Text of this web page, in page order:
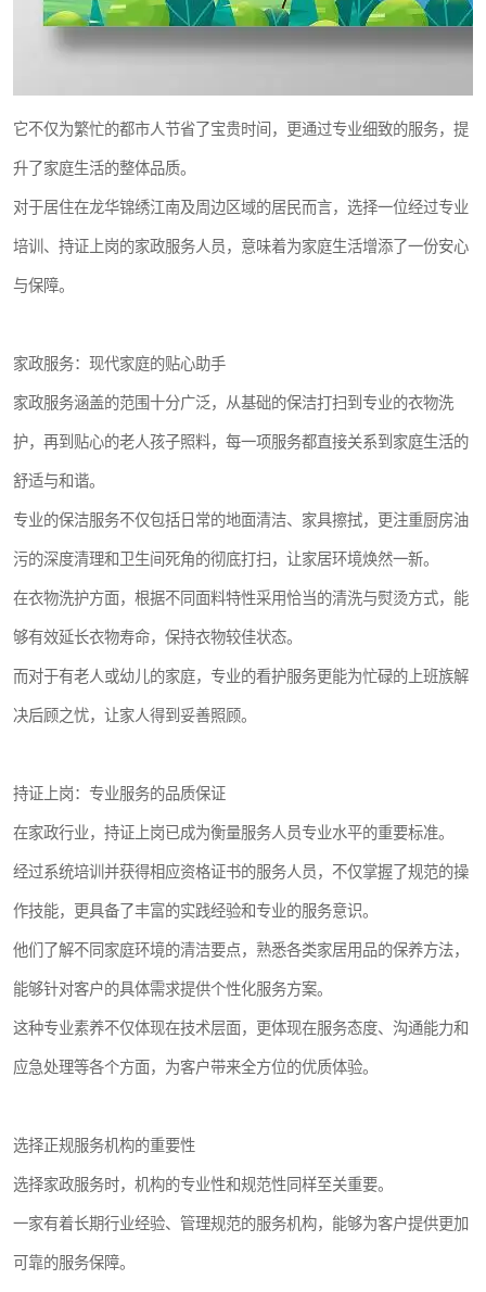
它不仅为繁忙的都市人节省了宝贵时间，更通过专业细致的服务，提
升了家庭生活的整体品质。
对于居住在龙华锦绣江南及周边区域的居民而言，选择一位经过专业
培训、持证上岗的家政服务人员，意味着为家庭生活增添了一份安心
与保障。
家政服务：现代家庭的贴心助手
家政服务涵盖的范围十分广泛，从基础的保洁打扫到专业的衣物洗
护，再到贴心的老人孩子照料，每一项服务都直接关系到家庭生活的
舒适与和谐。
专业的保洁服务不仅包括日常的地面清洁、家具擦拭，更注重厨房油
污的深度清理和卫生间死角的彻底打扫，让家居环境焕然一新。
在衣物洗护方面，根据不同面料特性采用恰当的清洗与熨烫方式，能
够有效延长衣物寿命，保持衣物较佳状态。
而对于有老人或幼儿的家庭，专业的看护服务更能为忙碌的上班族解
决后顾之忧，让家人得到妥善照顾。
持证上岗：专业服务的品质保证
在家政行业，持证上岗已成为衡量服务人员专业水平的重要标准。
经过系统培训并获得相应资格证书的服务人员，不仅掌握了规范的操
作技能，更具备了丰富的实践经验和专业的服务意识。
他们了解不同家庭环境的清洁要点，熟悉各类家居用品的保养方法，
能够针对客户的具体需求提供个性化服务方案。
这种专业素养不仅体现在技术层面，更体现在服务态度、沟通能力和
应急处理等各个方面，为客户带来全方位的优质体验。
选择正规服务机构的重要性
选择家政服务时，机构的专业性和规范性同样至关重要。
一家有着长期行业经验、管理规范的服务机构，能够为客户提供更加
可靠的服务保障。